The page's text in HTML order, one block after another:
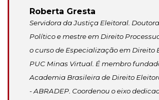
Roberta Gresta
Servidora da Justiça Eleitoral.
Político e mestre em Direito
o curso de Especialização em Direito
PUC Minas Virtual. É membro
Academia Brasileira de Direito
- ABRADEP. Coordenou o eixo